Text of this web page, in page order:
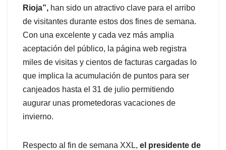
Rioja”, han sido un atractivo clave para el arribo
de visitantes durante estos dos fines de semana.
Con una excelente y cada vez más amplia
aceptación del público, la página web registra
miles de visitas y cientos de facturas cargadas lo
que implica la acumulación de puntos para ser
canjeados hasta el 31 de julio permitiendo
augurar unas prometedoras vacaciones de
invierno.
Respecto al fin de semana XXL, el presidente de